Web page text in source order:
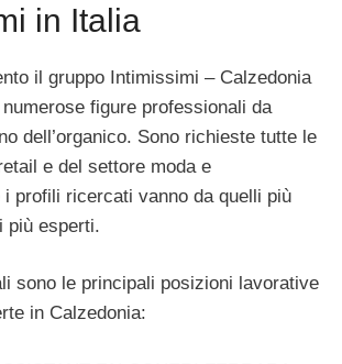
in Italia
il gruppo Intimissimi – Calzedonia
figure professionali da
dell’organico. Sono richieste tutte le
e del settore moda e
i profili ricercati vanno da quelli più
più esperti.
sono le principali posizioni lavorative
in Calzedonia: